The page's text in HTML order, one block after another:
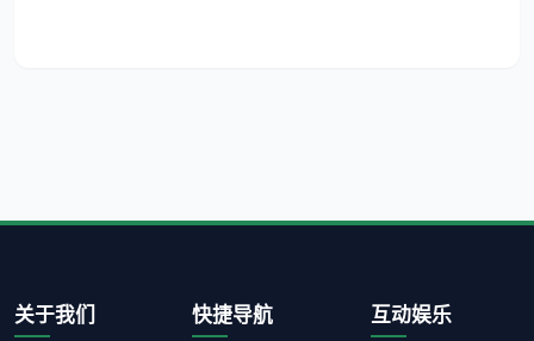
关于我们 快捷导航 互动娱乐